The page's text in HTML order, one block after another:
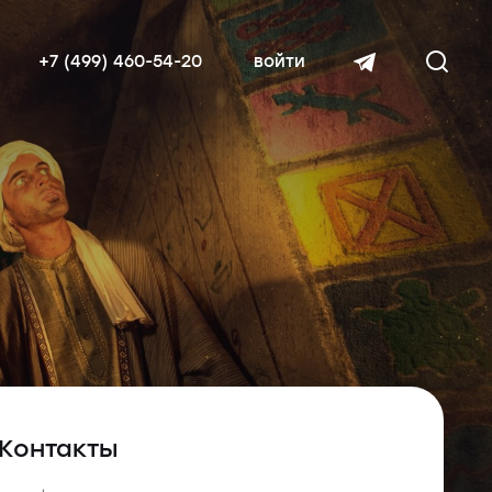
читать далее
+7 (499) 460-54-20 войти
Контакты